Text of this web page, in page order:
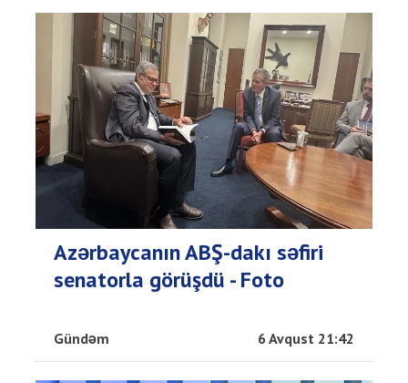
Azərbaycanın ABŞ-dakı səfiri
senatorla görüşdü - Foto
Gündəm 6 Avqust 21:42